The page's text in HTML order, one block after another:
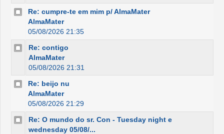
Re: cumpre-te em mim p/ AlmaMater
AlmaMater
05/08/2026 21:35
Re: contigo
AlmaMater
05/08/2026 21:31
Re: beijo nu
AlmaMater
05/08/2026 21:29
Re: O mundo do sr. Con - Tuesday night e
wednesday 05/08/...